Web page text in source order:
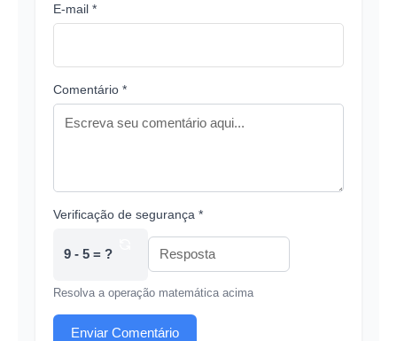
E-mail *
Comentário *
Verificação de segurança *
9 - 5 = ?
Resolva a operação matemática acima
Enviar Comentário